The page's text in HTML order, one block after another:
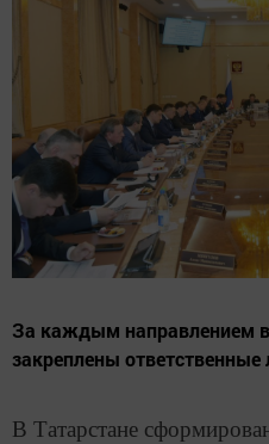
За каждым направлением
закреплены ответственные
В Татарстане